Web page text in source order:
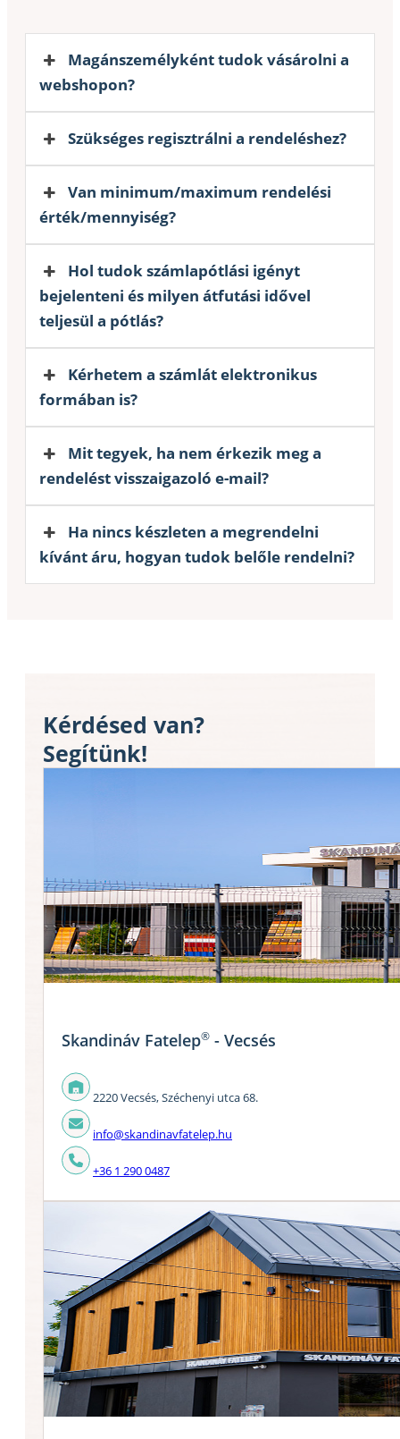
Magánszemélyként tudok vásárolni a
webshopon?
Szükséges regisztrálni a rendeléshez?
Van minimum/maximum rendelési
érték/mennyiség?
Hol tudok számlapótlási igényt
bejelenteni és milyen átfutási idővel
teljesül a pótlás?
Kérhetem a számlát elektronikus
formában is?
Mit tegyek, ha nem érkezik meg a
rendelést visszaigazoló e-mail?
Ha nincs készleten a megrendelni
kívánt áru, hogyan tudok belőle rendelni?
Kérdésed van?
Segítünk!
Skandináv Fatelep® - Vecsés
2220 Vecsés, Széchenyi utca 68.
info@skandinavfatelep.hu
+36 1 290 0487